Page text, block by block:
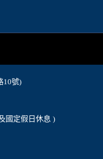
10號)
國定假日休息 )